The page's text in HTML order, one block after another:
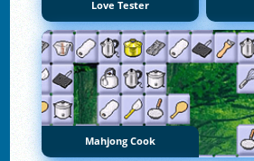
Love Tester
Mahjong Cook